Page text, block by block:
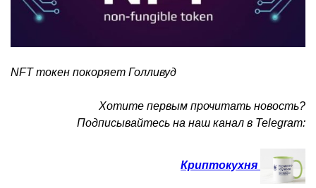
NFT токен покоряет Голливуд
Хотите первым прочитать новость?
Подписывайтесь на наш канал в Telegram:
Криптокухня